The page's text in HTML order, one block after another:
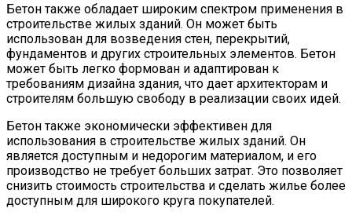
Бетон также обладает широким спектром применения в
строительстве жилых зданий. Он может быть
использован для возведения стен, перекрытий,
фундаментов и других строительных элементов. Бетон
может быть легко формован и адаптирован к
требованиям дизайна здания, что дает архитекторам и
строителям большую свободу в реализации своих идей.
Бетон также экономически эффективен для
использования в строительстве жилых зданий. Он
является доступным и недорогим материалом, и его
производство не требует больших затрат. Это позволяет
снизить стоимость строительства и сделать жилье более
доступным для широкого круга покупателей.